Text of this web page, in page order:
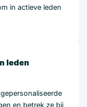
in actieve leden
leden
en betrek ze bij